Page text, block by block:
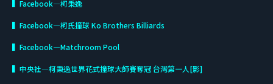
▍Facebook—柯秉逸
▍Facebook—柯氏撞球 Ko Brothers Billiards
▍Facebook—Matchroom Pool
▍中央社—柯秉逸世界花式撞球大師賽奪冠 台灣第一人[影]